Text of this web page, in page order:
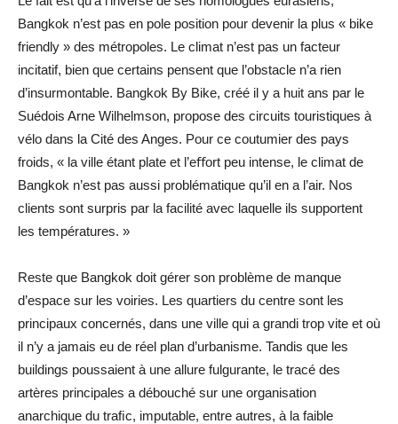
Bangkok n’est pas en pole position pour devenir la plus « bike
friendly » des métropoles. Le climat n’est pas un facteur
incitatif, bien que certains pensent que l’obstacle n’a rien
d’insurmontable. Bangkok By Bike, créé il y a huit ans par le
Suédois Arne Wilhelmson, propose des circuits touristiques à
vélo dans la Cité des Anges. Pour ce coutumier des pays
froids, « la ville étant plate et l’eﬀort peu intense, le climat de
Bangkok n’est pas aussi problématique qu’il en a l’air. Nos
clients sont surpris par la facilité avec laquelle ils supportent
les températures. »
Reste que Bangkok doit gérer son problème de manque
d’espace sur les voiries. Les quartiers du centre sont les
principaux concernés, dans une ville qui a grandi trop vite et où
il n’y a jamais eu de réel plan d’urbanisme. Tandis que les
buildings poussaient à une allure fulgurante, le tracé des
artères principales a débouché sur une organisation
anarchique du traﬁc, imputable, entre autres, à la faible